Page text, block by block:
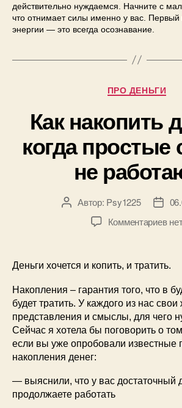
действительно нуждаемся. Начните с
что отнимает силы именно у вас.
энергии — это всегда осознавание.
ПРО ДЕНЬГИ
Как накопить
когда простые
не
Автор: Psy1225
Комментариев
Деньги хочется и копить, и тратить.
Накопления – гарантия того, что в
будет тратить. У каждого из нас
представления и смыслы, для чего
Сейчас я хотела бы поговорить о
если вы уже опробовали известные
накопления денег:
— выяснили, что у вас достаточный
продолжаете работать